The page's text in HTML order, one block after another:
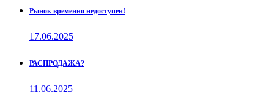
Рынок временно недоступен!
17.06.2025
РАСПРОДАЖА?
11.06.2025